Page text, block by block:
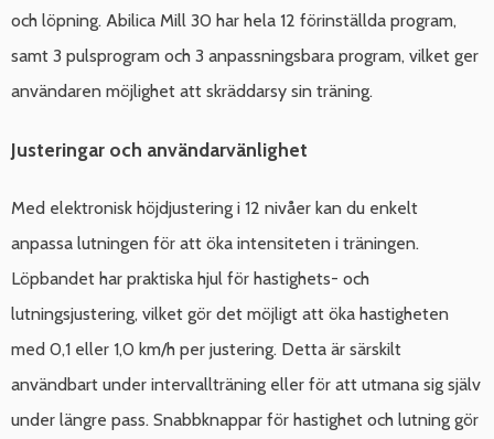
och löpning. Abilica Mill 30 har hela 12 förinställda program,
samt 3 pulsprogram och 3 anpassningsbara program, vilket ger
användaren möjlighet att skräddarsy sin träning.
Justeringar och användarvänlighet
Med elektronisk höjdjustering i 12 nivåer kan du enkelt
anpassa lutningen för att öka intensiteten i träningen.
Löpbandet har praktiska hjul för hastighets- och
lutningsjustering, vilket gör det möjligt att öka hastigheten
med 0,1 eller 1,0 km/h per justering. Detta är särskilt
användbart under intervallträning eller för att utmana sig själv
under längre pass. Snabbknappar för hastighet och lutning gör